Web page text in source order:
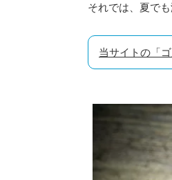
それでは、夏で
当サイトの「